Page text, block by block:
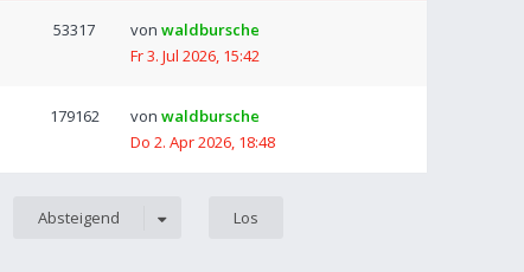
53317 von waldbursche
Fr 3. Jul 2026, 15:42
179162 von waldbursche
Do 2. Apr 2026, 18:48
Absteigend